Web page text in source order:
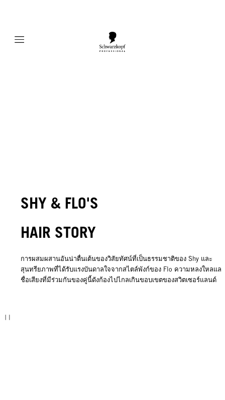
Mobile navigation
SHY & FLO'S
HAIR STORY
การผสมผสานอันน่าตื่นเต้นของวิสัยทัศน์ที่เป็นธรรมชาติของ Shy และ
สุนทรียภาพที่ได้รับแรงบันดาลใจจากสไตล์พังก์ของ Flo ความหลงใหลและ
ชื่อเสียงที่มีร่วมกันของคู่นี้ดังก้องไปไกลเกินขอบเขตของสวิตเซอร์แลนด์